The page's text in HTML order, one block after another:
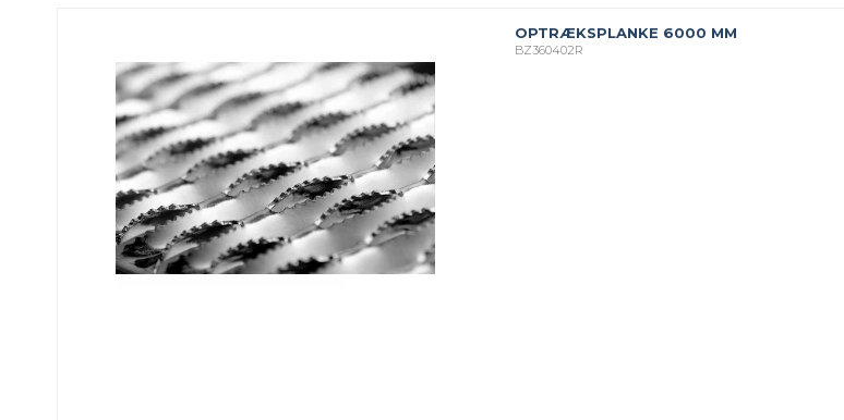
OPTRÆKSPLANKE 6000 MM
BZ360402R